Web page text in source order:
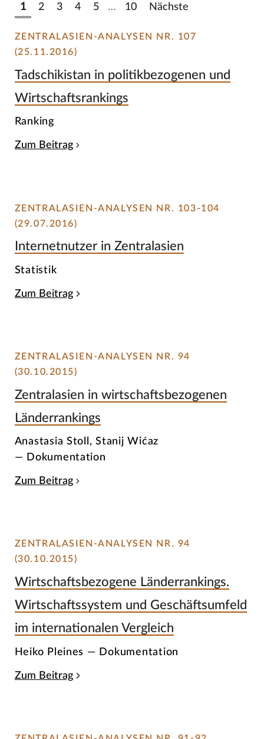
1 2 3 4 5 … 10 Nächste
ZENTRALASIEN-ANALYSEN NR. 107
(25.11.2016)
Tadschikistan in politikbezogenen und
Wirtschaftsrankings
Ranking
Zum Beitrag
ZENTRALASIEN-ANALYSEN NR. 103-104
(29.07.2016)
Internetnutzer in Zentralasien
Statistik
Zum Beitrag
ZENTRALASIEN-ANALYSEN NR. 94
(30.10.2015)
Zentralasien in wirtschaftsbezogenen
Länderrankings
Anastasia Stoll, Stanij Wićaz
— Dokumentation
Zum Beitrag
ZENTRALASIEN-ANALYSEN NR. 94
(30.10.2015)
Wirtschaftsbezogene Länderrankings.
Wirtschaftssystem und Geschäftsumfeld
im internationalen Vergleich
Heiko Pleines — Dokumentation
Zum Beitrag